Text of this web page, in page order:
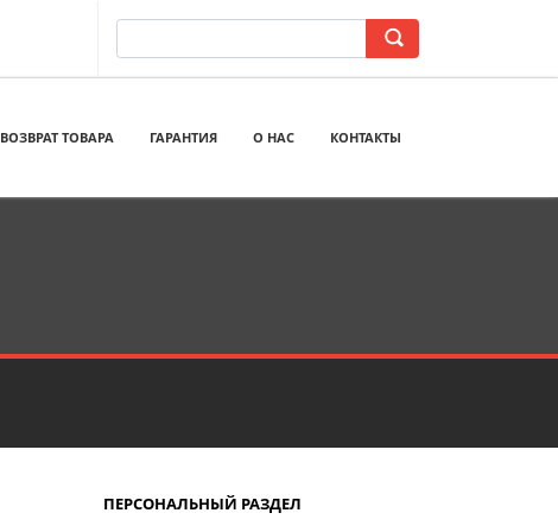
ВОЗВРАТ ТОВАРА ГАРАНТИЯ О НАС КОНТАКТЫ
ПЕРСОНАЛЬНЫЙ РАЗДЕЛ